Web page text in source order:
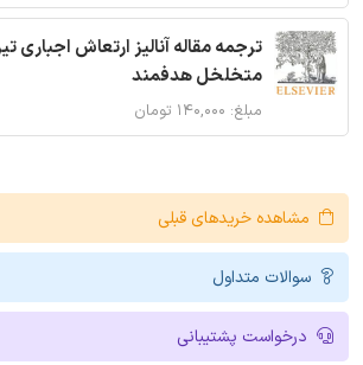
ترجمه مقاله آنالیز ارتعاش اجباری
متخلخل هدفمند
مبلغ: ۱۴۰,۰۰۰ تومان
مشاهده خریدهای قبلی
سوالات متداول
درخواست پشتیبانی